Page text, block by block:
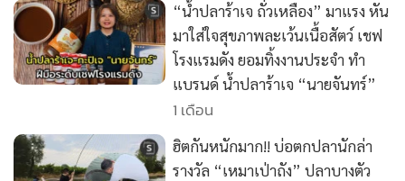
•
News1
• Gotomanager
“น้ำปลาร้าเจ ถั่วเหลือง” มาแรง หัน
มาใส่ใจสุขภาพละเว้นเนื้อสัตว์ เชฟ
โรงแรมดัง ยอมทิ้งงานประจำ ทำ
แบรนด์ น้ำปลาร้าเจ “นายจันทร์”
1 เดือน
ฮิตกันหนักมาก!! บ่อตกปลานักล่า
รางวัล “เหมาเป่าถัง” ปลาบางตัว